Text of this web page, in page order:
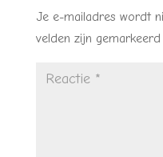
Je e-mailadres wordt
velden zijn